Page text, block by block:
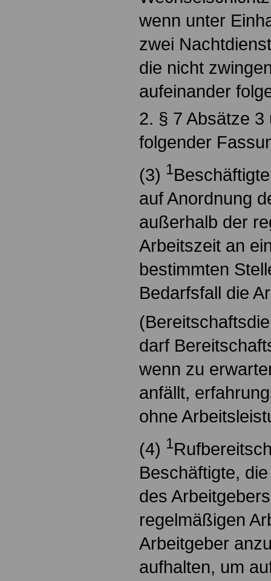
wenn unter
zwei
die nicht
aufeinander
2. § 7 Absätze
folgender
(3) 1
auf Anordnung
außerhalb der
Arbeitszeit an
bestimmten
Bedarfsfall die
darf
wenn zu
anfällt,
ohne
(4) 1
Beschäftigte,
des
regelmäßigen
Arbeitgeber
aufhalten, um